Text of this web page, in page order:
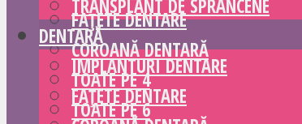
FAȚETE DENTARE
COROANĂ DENTARĂ
TOATE PE 4
TOATE PE 6
TRANSPLANT DE SPRÂNCENE
DENTARĂ
IMPLANTURI DENTARE
FAȚETE DENTARE